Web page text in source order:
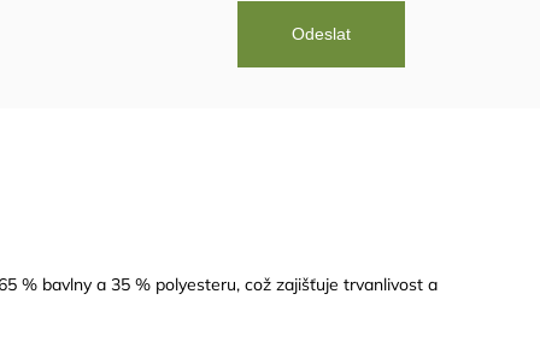
% bavlny a 35 % polyesteru, což zajišťuje trvanlivost a